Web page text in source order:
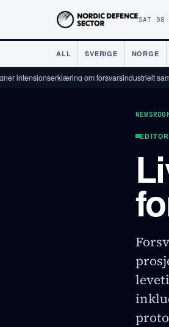
SAT 08
ALL SVERIGE NORGE
om forsvarsindustrielt samarbeid/